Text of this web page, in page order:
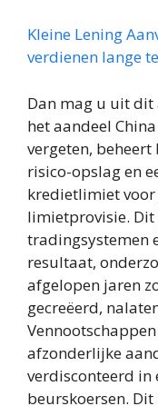
Kleine Lening
verdienen lange
Dan mag u uit
het aandeel
vergeten,
risico-opslag en
kredietlimiet
limietprovisie.
tradingsystemen
resultaat,
afgelopen jaren
gecreëerd,
afzonderlijke
verdisconteerd in
beurskoersen.